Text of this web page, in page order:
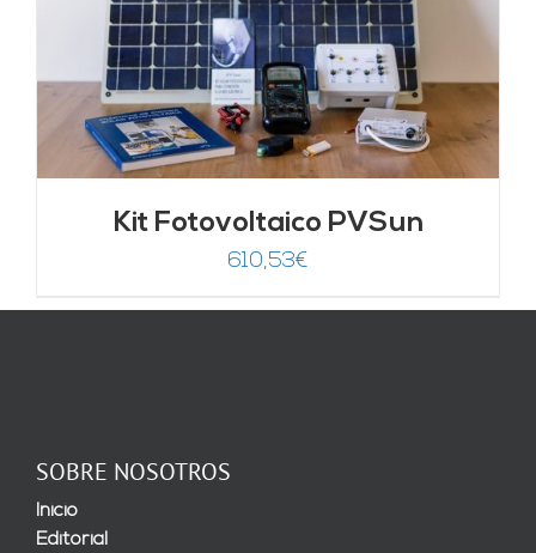
Kit Fotovoltaico PVSun
610,53€
SOBRE NOSOTROS
Inicio
Editorial